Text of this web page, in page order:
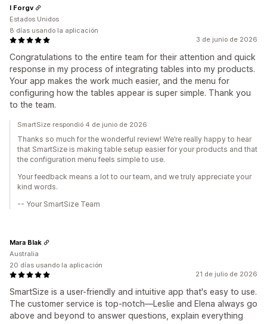
3 de junio de 2026
Congratulations to the entire team for their attention and quick
response in my process of integrating tables into my products.
Your app makes the work much easier, and the menu for
configuring how the tables appear is super simple. Thank you
to the team.
I Forgv
Estados Unidos
8 días usando la aplicación
SmartSize respondió 4 de junio de 2026
Thanks so much for the wonderful review! We’re really happy to hear
that SmartSize is making table setup easier for your products and that
the configuration menu feels simple to use.
Your feedback means a lot to our team, and we truly appreciate your
kind words.
-- Your SmartSize Team
21 de julio de 2026
SmartSize is a user-friendly and intuitive app that's easy to use.
The customer service is top-notch—Leslie and Elena always go
above and beyond to answer questions, explain everything
Mara Blak
Australia
20 días usando la aplicación